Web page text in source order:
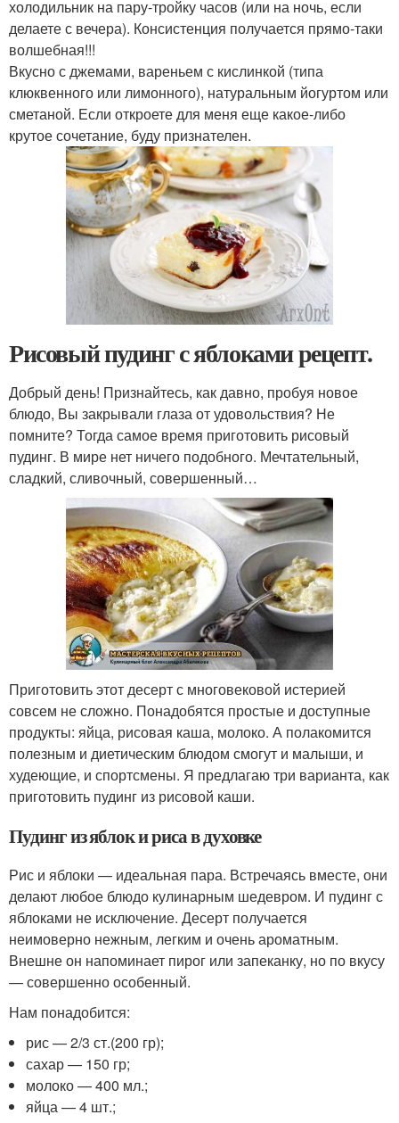
холодильник на пару-тройку часов (или на ночь, если
делаете с вечера). Консистенция получается прямо-таки
волшебная!!!
Вкусно с джемами, вареньем с кислинкой (типа
клюквенного или лимонного), натуральным йогуртом или
сметаной. Если откроете для меня еще какое-либо
крутое сочетание, буду признателен.
Рисовый пудинг с яблоками рецепт.
Добрый день! Признайтесь, как давно, пробуя новое
блюдо, Вы закрывали глаза от удовольствия? Не
помните? Тогда самое время приготовить рисовый
пудинг. В мире нет ничего подобного. Мечтательный,
сладкий, сливочный, совершенный…
Приготовить этот десерт с многовековой истерией
совсем не сложно. Понадобятся простые и доступные
продукты: яйца, рисовая каша, молоко. А полакомится
полезным и диетическим блюдом смогут и малыши, и
худеющие, и спортсмены. Я предлагаю три варианта, как
приготовить пудинг из рисовой каши.
Пудинг из яблок и риса в духовке
Рис и яблоки — идеальная пара. Встречаясь вместе, они
делают любое блюдо кулинарным шедевром. И пудинг с
яблоками не исключение. Десерт получается
неимоверно нежным, легким и очень ароматным.
Внешне он напоминает пирог или запеканку, но по вкусу
— совершенно особенный.
Нам понадобится:
рис — 2/3 ст.(200 гр);
сахар — 150 гр;
молоко — 400 мл.;
яйца — 4 шт.;